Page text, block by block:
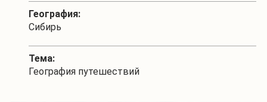
География:
Сибирь
Тема:
География путешествий